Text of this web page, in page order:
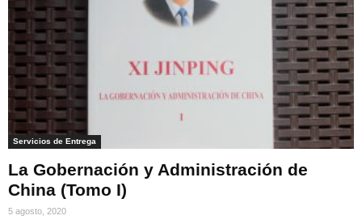
Servicios de Entrega
La Gobernación y Administración de
China (Tomo I)
5 agosto, 2020